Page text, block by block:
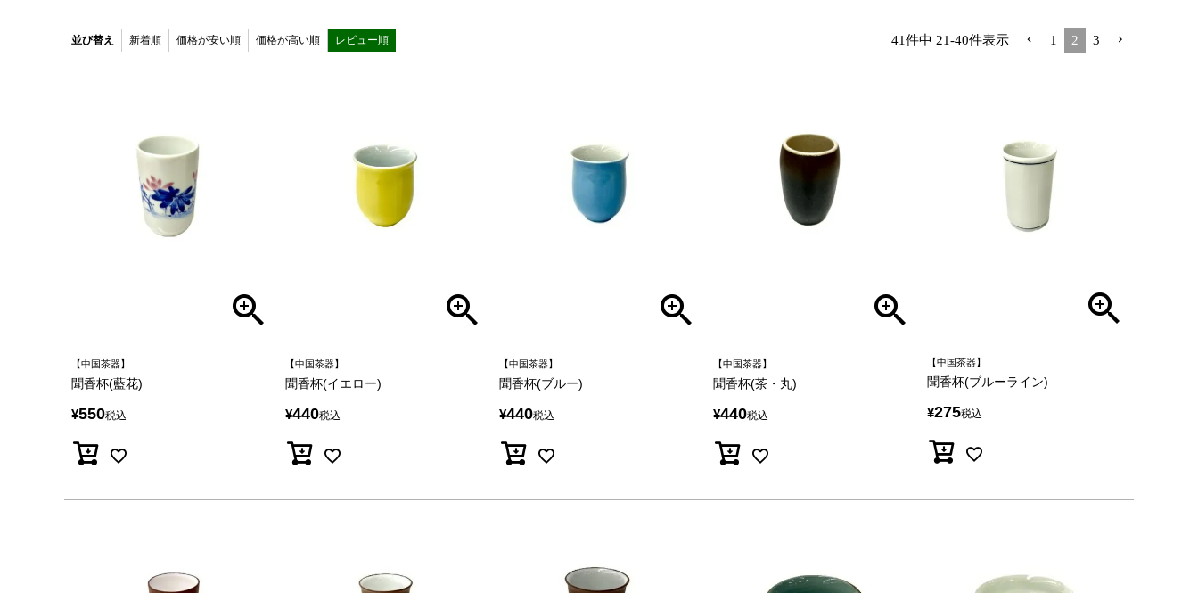
並び替え 新着順 価格が安い順 価格が高い順 レビュー順 41件中 21-40件表示 1 2 3
【中国茶器】
聞香杯(藍花)
¥550税込
【中国茶器】
聞香杯(イエロー)
¥440税込
【中国茶器】
聞香杯(ブルー)
¥440税込
【中国茶器】
聞香杯(茶・丸)
¥440税込
【中国茶器】
聞香杯(ブルーライン)
¥275税込